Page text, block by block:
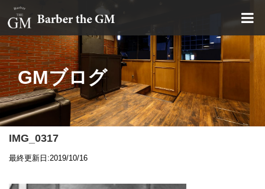
大阪・本町｜大人の散髪屋
GMブログ
IMG_0317
最終更新日:2019/10/16